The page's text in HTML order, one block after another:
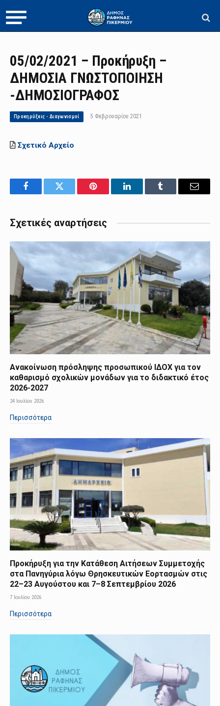
05/02/2021 – Προκήρυξη –
ΔΗΜΟΣΙΑ ΓΝΩΣΤΟΠΟΙΗΣΗ
-ΔΗΜΟΣΙΟΓΡΑΦΟΣ
Προκηρύξεις - Διαγωνισμοί 5 Φεβρουαρίου 2021
Σχετικό Αρχείο
FacebookTwitter Pinterest LinkedInTumblr Email
Σχετικές αναρτήσεις
Ανακοίνωση πρόσληψης προσωπικού ΙΔΟΧ για τον
καθαρισμό σχολικών μονάδων για το διδακτικό έτος
2026-2027
24 Ιουλίου 2026
Περισσότερα
Προκήρυξη για την Κατάθεση Αιτήσεων Συμμετοχής
στα Πανηγύρια λόγω Θρησκευτικών Εορτασμών στις
22–23 Αυγούστου και 7–8 Σεπτεμβρίου 2026
7 Ιουλίου 2026
Περισσότερα